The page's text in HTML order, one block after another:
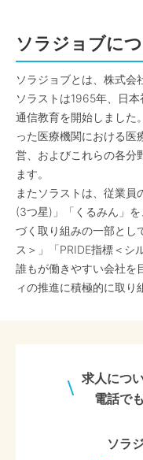
ソラジョブに
ソラジョブとは、株式会
ソラストは1965年、日本
通信教育を開始しました
った医療機関における医
営、およびこれらの各分
ます。
またソラストは、従業員
(3つ星)」「くるみん」
づく取り組みの一部とし
ス＞」「PRIDE指標＜シ
誰もが働きやすい会社を
ィの推進に積極的に取り
求人につ
電話で
ソラ